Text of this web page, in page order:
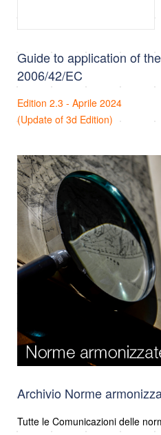
Guide to application of
2006/42/EC
Edition 2.3 - Aprile 2024
(Update of 3d Edition)
Archivio Norme
Tutte le Comunicazioni delle